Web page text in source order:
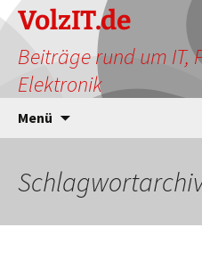
Zum
Inhalt
springen
VolzIT.de
Beiträge rund um
Elektronik
Menü